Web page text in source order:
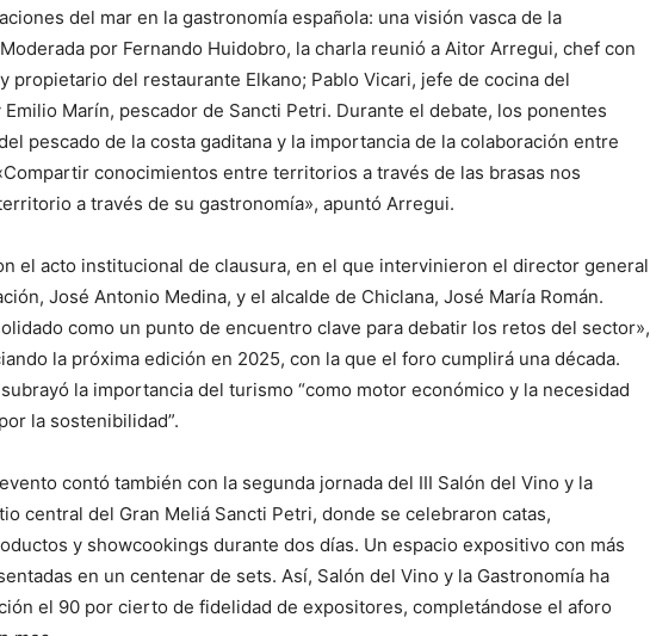
del mar en la gastronomía española: una visión vasca de la
por Fernando Huidobro, la charla reunió a Aitor Arregui, chef con
propietario del restaurante Elkano; Pablo Vicari, jefe de cocina del
Marín, pescador de Sancti Petri. Durante el debate, los ponentes
pescado de la costa gaditana y la importancia de la colaboración entre
conocimientos entre territorios a través de las brasas nos
a través de su gastronomía», apuntó Arregui.
el acto institucional de clausura, en el que intervinieron el director general
José Antonio Medina, y el alcalde de Chiclana, José María Román.
como un punto de encuentro clave para debatir los retos del sector»,
la próxima edición en 2025, con la que el foro cumplirá una década.
la importancia del turismo “como motor económico y la necesidad
la sostenibilidad”.
contó también con la segunda jornada del III Salón del Vino y la
central del Gran Meliá Sancti Petri, donde se celebraron catas,
y showcookings durante dos días. Un espacio expositivo con más
en un centenar de sets. Así, Salón del Vino y la Gastronomía ha
el 90 por cierto de fidelidad de expositores, completándose el aforo